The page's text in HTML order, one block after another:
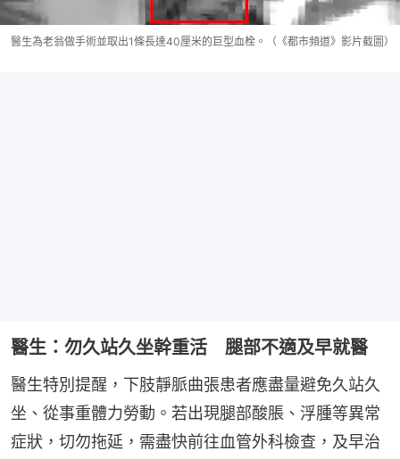
醫生為老翁做手術並取出1條長達40厘米的巨型血栓。（《都市頻道》影片截圖）
醫生：勿久站久坐幹重活 腿部不適及早就醫
醫生特別提醒，下肢靜脈曲張患者應盡量避免久站久
坐、從事重體力勞動。若出現腿部酸脹、浮腫等異常
症狀，切勿拖延，需盡快前往血管外科檢查，及早治